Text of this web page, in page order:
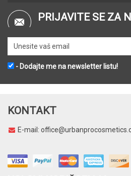
PRIJAVITE SE ZA
- Dodajte me na newsletter listu!
KONTAKT
E-mail: